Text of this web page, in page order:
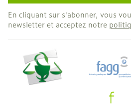
En cliquant sur s'abonner, vous
newsletter et acceptez notre